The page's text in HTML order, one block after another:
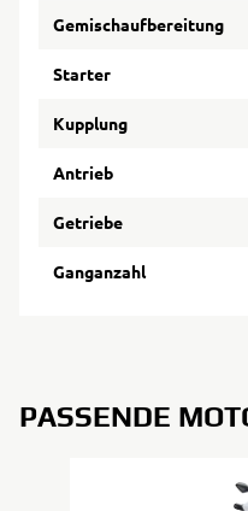
Gemischaufbereitung
Starter
Kupplung
Antrieb
Getriebe
Ganganzahl
PASSENDE